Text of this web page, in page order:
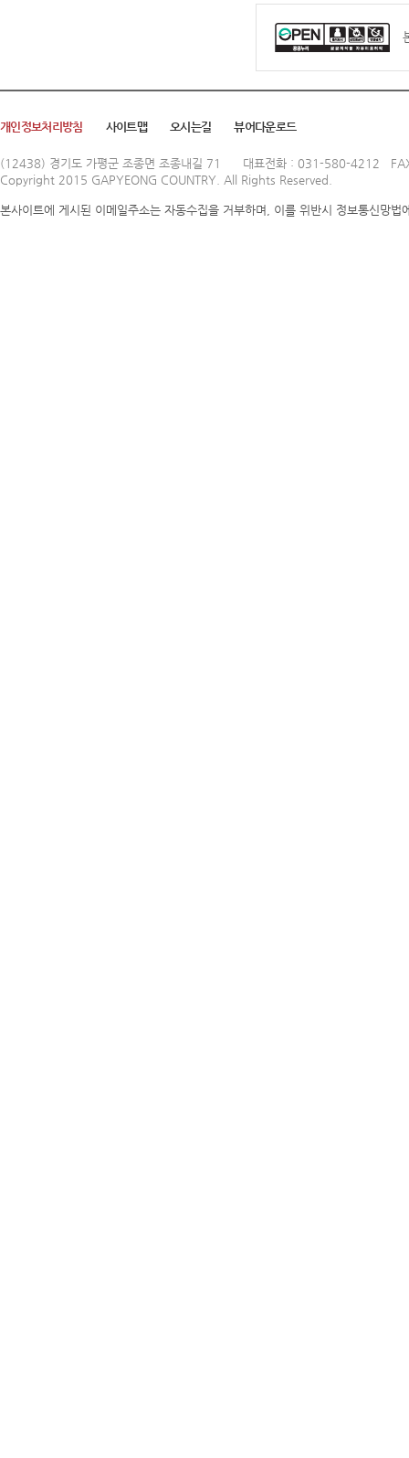
개인정보처리방침 사이트맵 오시는길 뷰어다운로드
(12438) 경기도 가평군 조종면 조종내길 71
대표전화 : 031-580-4212
Copyright 2015 GAPYEONG COUNTRY. All Rights Reserved.
본사이트에 게시된 이메일주소는 자동수집을 거부하며, 이를 위반시 정보통신망법